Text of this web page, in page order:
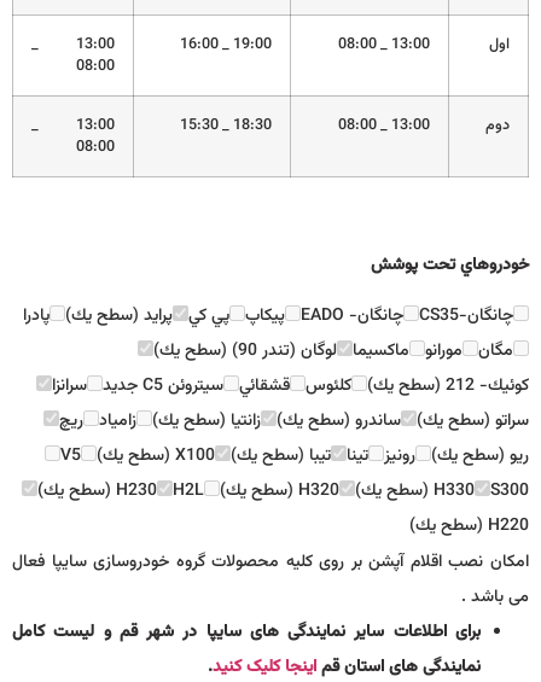
اول 13:00 _ 08:00
19:00 _ 16:00
13:00 _
08:00
دوم 13:00 _ 08:00
18:30 _ 15:30
13:00 _
08:00
خودروهاي تحت پوشش
چانگان-CS35
چانگان- EADO پيكاپ پي كي پرايد (سطح يك) پادرا
مگان مورانو ماكسيما لوگان (تندر 90) (سطح يك)
كوئيك- 212 (سطح يك)
كلئوس قشقائي سيتروئن C5 جديد
سرانزا
سراتو (سطح يك) ساندرو (سطح يك) زانتيا (سطح يك) زامياد
ريچ
ريو (سطح يك) رونيز تينا تيبا (سطح يك) X100 (سطح يك)
V5
S300 H330 (سطح يك) H320 (سطح يك) H2L H230 (سطح يك)
H220 (سطح يك)
امکان نصب اقلام آپشن بر روی کلیه محصولات گروه خودروسازی سایپا فعال
می باشد .
برای اطلاعات سایر نمایندگی های سایپا در شهر قم و لیست کامل
نمایندگی های استان قماینجا کلیک کنید.